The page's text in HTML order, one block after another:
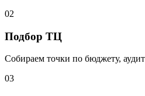
02
Подбор ТЦ
Собираем точки по бюджету,
03